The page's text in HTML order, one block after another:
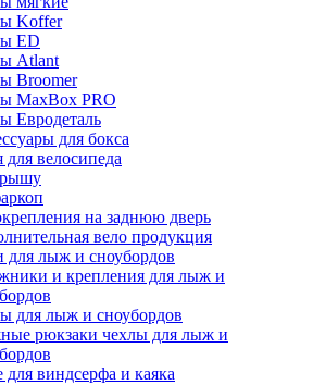
Koffer
ED
Atlant
Broomer
MaxBox PRO
Евродеталь
для бокса
велосипеда
на заднюю дверь
вело продукция
для лыж и сноубордов
и крепления для лыж и
для лыж и сноубордов
рюкзаки чехлы для лыж и
виндсерфа и каяка